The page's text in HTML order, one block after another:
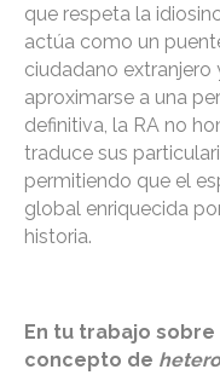
que respeta la
actúa como un
ciudadano
aproximarse a una
definitiva, la RA no
traduce sus
permitiendo que el
global enriquecida
historia.
En tu trabajo
concepto de